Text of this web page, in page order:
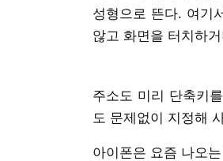
성형으로 뜬다. 여기
않고 화면을 터치하
주소도 미리 단축키
도 문제없이 지정해
아이폰은 요즘 나오